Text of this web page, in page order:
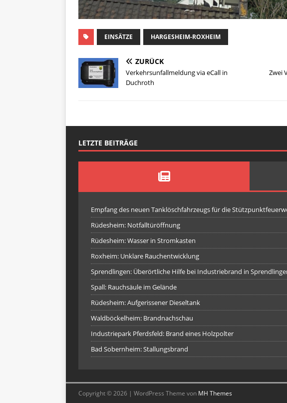
EINSÄTZE HARGESHEIM-ROXHEIM
ZURÜCK
Verkehrsunfallmeldung via eCall in
Duchroth
Zwei
LETZTE BEITRÄGE
Empfang des neuen Tanklöschfahrzeugs für die
Rüdesheim: Notfalltüröffnung
Rüdesheim: Wasser in Stromkasten
Roxheim: Unklare Rauchentwicklung
Sprendlingen: Überörtliche Hilfe bei Industriebrand in
Spall: Rauchsäule im Gelände
Rüdesheim: Aufgerissener Dieseltank
Waldböckelheim: Brandnachschau
Industriepark Pferdsfeld: Brand eines Holzpolter
Bad Sobernheim: Stallungsbrand
Copyright © 2026 | WordPress Theme von MH Themes